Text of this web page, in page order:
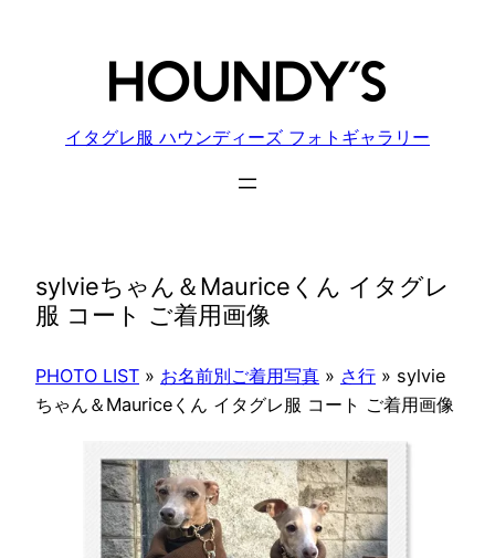
イタグレ服 ハウンディーズ フォトギャラリー
sylvieちゃん＆Mauriceくん イタグレ
服 コート ご着用画像
PHOTO LIST » お名前別ご着用写真 » さ行 » sylvie
ちゃん＆Mauriceくん イタグレ服 コート ご着用画像